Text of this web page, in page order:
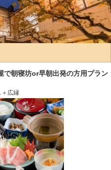
で朝寝坊or早朝出発の方用プラン
広縁